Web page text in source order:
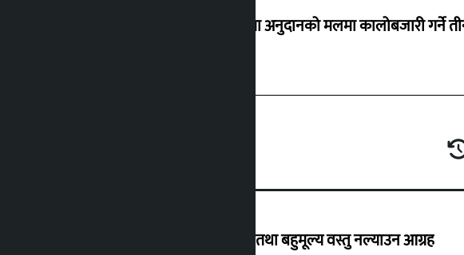
सर्लाहीमा अनुदानको मलमा कालोबजारी गर्ने
विदेशबाट फर्किँदा अपरिचित व्यक्तिका सुन तथा बहुमूल्य वस्तु नल्याउन आग्रह